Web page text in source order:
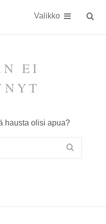
Valikko
Hae
EI
hausta olisi apua?